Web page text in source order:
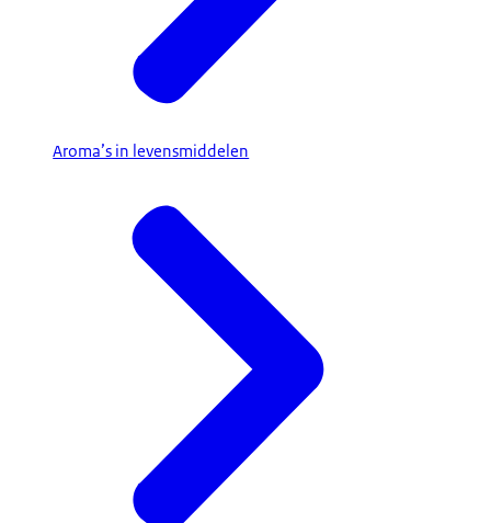
Aroma’s in levensmiddelen